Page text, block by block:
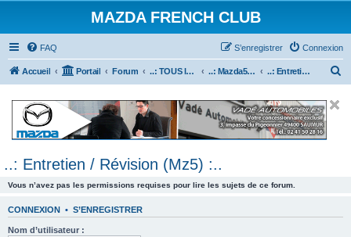
MAZDA FRENCH CLUB
FAQ Connexion
S’enregistrer
Accueil Portail Forum ..: TOUS les Véhicules MAZDA :.. ..: Mazda5 :.. ..: Entretien / Révision (Mz5) :..
e
..: Entretien / Révision (Mz5) :..
Vous n’avez pas les permissions requises pour lire les sujets de ce forum.
CONNEXION • S’ENREGISTRER
Nom d’utilisateur :